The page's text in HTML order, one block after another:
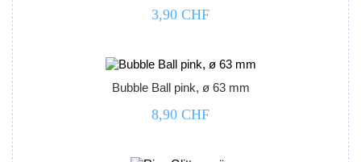
3,90 CHF
Bubble Ball pink, ø 63 mm
8,90 CHF